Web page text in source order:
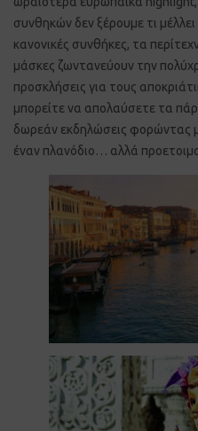
συνθηκών δεν ξέρουμε τι
κανονικές συνθήκες, τα
μάσκες ζωντανεύουν την
προσκλήσεις για τους
μπορείτε να απολαύσετε τα
δωρεάν εκδηλώσεις φορώντας
έναν πλανόδιο… αλλά